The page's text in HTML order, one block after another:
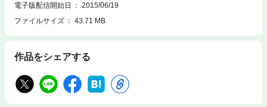
電子版配信開始日
2015/06/19
ファイルサイズ
43.71 MB
作品をシェアする